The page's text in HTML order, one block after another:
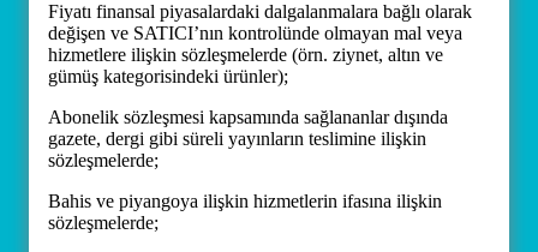
Fiyatı finansal piyasalardaki dalgalanmalara bağlı olarak
değişen ve SATICI’nın kontrolünde olmayan mal veya
hizmetlere ilişkin sözleşmelerde (örn. ziynet, altın ve
gümüş kategorisindeki ürünler);
Abonelik sözleşmesi kapsamında sağlananlar dışında
gazete, dergi gibi süreli yayınların teslimine ilişkin
sözleşmelerde;
Bahis ve piyangoya ilişkin hizmetlerin ifasına ilişkin
sözleşmelerde;